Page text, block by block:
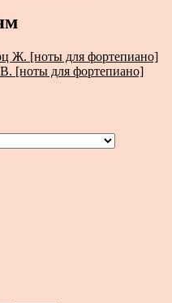
Ж. [ноты для фортепиано]
[ноты для фортепиано]